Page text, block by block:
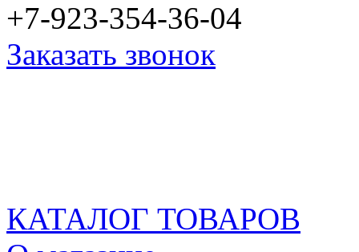
+7-923-354-36-04
Заказать звонок
КАТАЛОГ ТОВАРОВ